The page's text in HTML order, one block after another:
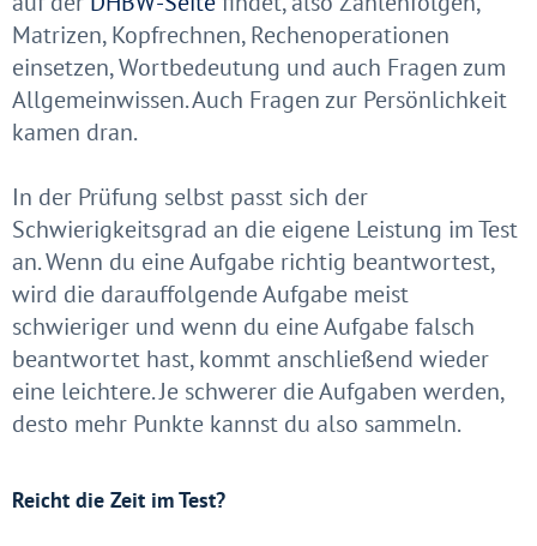
Matrizen, Kopfrechnen, Rechenoperationen
einsetzen, Wortbedeutung und auch Fragen zum
Allgemeinwissen. Auch Fragen zur Persönlichkeit
kamen dran.
In der Prüfung selbst passt sich der
Schwierigkeitsgrad an die eigene Leistung im Test
an. Wenn du eine Aufgabe richtig beantwortest,
wird die darauffolgende Aufgabe meist
schwieriger und wenn du eine Aufgabe falsch
beantwortet hast, kommt anschließend wieder
eine leichtere. Je schwerer die Aufgaben werden,
desto mehr Punkte kannst du also sammeln.
Reicht die Zeit im Test?